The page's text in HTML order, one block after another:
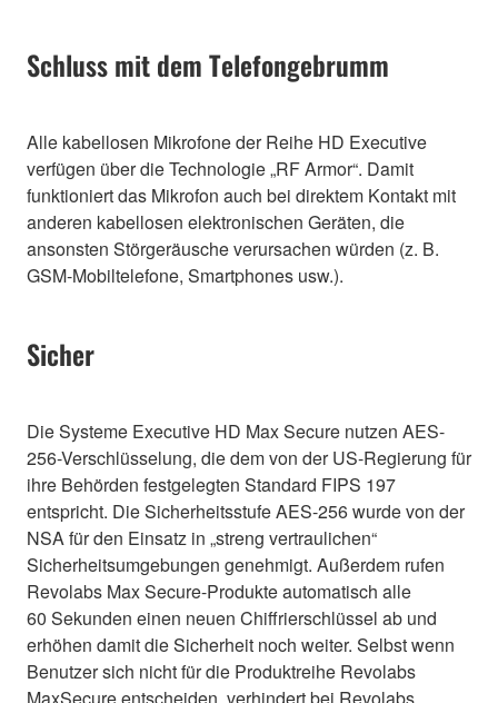
Schluss mit dem Telefongebrumm
Alle kabellosen Mikrofone der Reihe HD Executive
verfügen über die Technologie „RF Armor“. Damit
funktioniert das Mikrofon auch bei direktem Kontakt mit
anderen kabellosen elektronischen Geräten, die
ansonsten Störgeräusche verursachen würden (z. B.
GSM-Mobiltelefone, Smartphones usw.).
Sicher
Die Systeme Executive HD Max Secure nutzen AES-
256-Verschlüsselung, die dem von der US-Regierung für
ihre Behörden festgelegten Standard FIPS 197
entspricht. Die Sicherheitsstufe AES-256 wurde von der
NSA für den Einsatz in „streng vertraulichen“
Sicherheitsumgebungen genehmigt. Außerdem rufen
Revolabs Max Secure-Produkte automatisch alle
60 Sekunden einen neuen Chiffrierschlüssel ab und
erhöhen damit die Sicherheit noch weiter. Selbst wenn
Benutzer sich nicht für die Produktreihe Revolabs
MaxSecure entscheiden, verhindert bei Revolabs